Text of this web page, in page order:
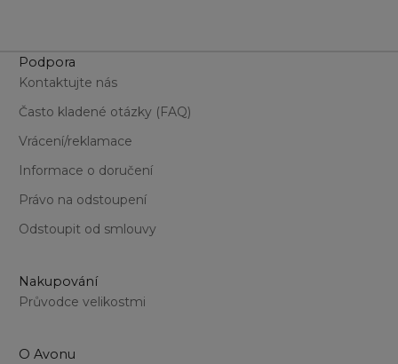
Podpora
Kontaktujte nás
Často kladené otázky (FAQ)
Vrácení/reklamace
Informace o doručení
Právo na odstoupení
Odstoupit od smlouvy
Nakupování
Průvodce velikostmi
O Avonu